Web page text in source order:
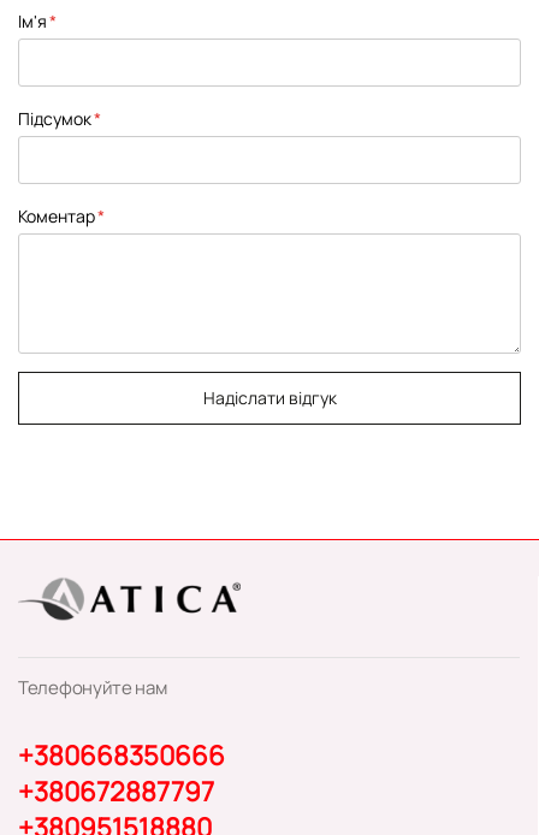
star
stars
stars
stars
stars
Ім'я
Підсумок
Коментар
Надіслати відгук
Телефонуйте нам
+380668350666
+380672887797